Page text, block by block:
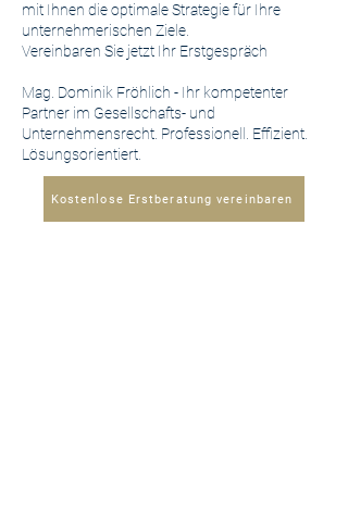
mit Ihnen die optimale Strategie für Ihre
unternehmerischen Ziele.
Vereinbaren Sie jetzt Ihr Erstgespräch
Mag. Dominik Fröhlich - Ihr kompetenter
Partner im Gesellschafts- und
Unternehmensrecht. Professionell. Effizient.
Lösungsorientiert.
Kostenlose Erstberatung vereinbaren